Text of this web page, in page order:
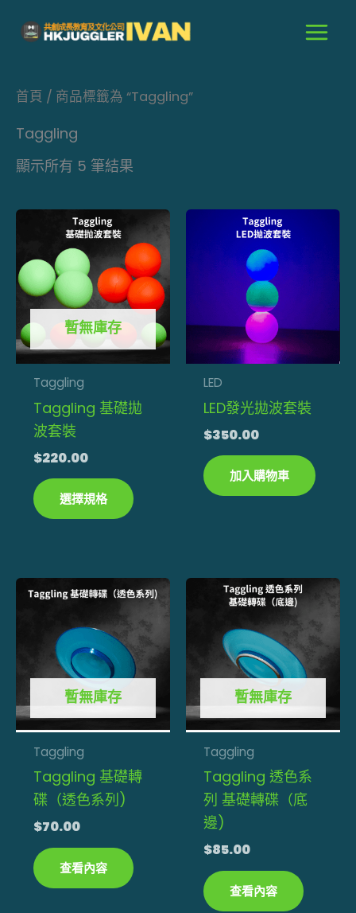
首頁 / 商品標籤為 “Taggling”
Taggling
顯示所有 5 筆結果
暫無庫存
Taggling
Taggling 基礎拋
波套裝
$220.00
選擇規格
產
品
有
多
可
頁
選
LED
LED發光拋波套裝
$350.00
加入購物車
暫無庫存
Taggling
Taggling 基礎轉
碟（透色系列)
$70.00
查看內容
暫無庫存
Taggling
Taggling 透色系
列 基礎轉碟（底
邊)
$85.00
查看內容